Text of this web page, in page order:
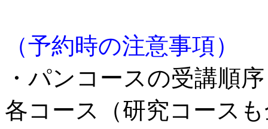
（予約時の注意事項）
・パンコースの受講順序
各コース（研究コース